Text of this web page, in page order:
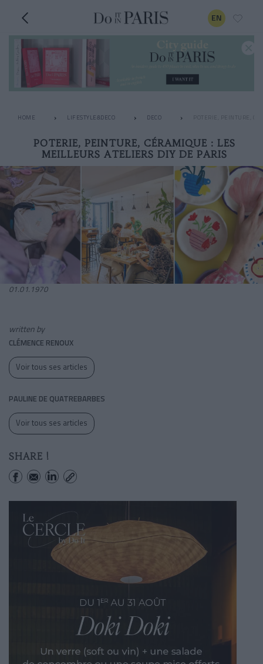
EN
HOME LIFESTYLE&DECO DECO POTERIE, PEINTURE,
POTERIE, PEINTURE, CÉRAMIQUE : LES
MEILLEURS ATELIERS DIY DE PARIS
01.01.1970
written by
CLÉMENCE RENOUX
Voir tous ses articles
PAULINE DE QUATREBARBES
Voir tous ses articles
SHARE !